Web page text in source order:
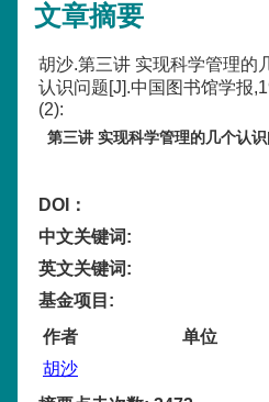
文章摘要
胡沙.第三讲 实现科学管理的
认识问题[J].中国图书馆学报
(2):
第三讲 实现科学管理的几个认
DOI：
中文关键词:
英文关键词:
基金项目 :
作者
单位
胡沙